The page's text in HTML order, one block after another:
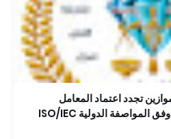
تجدد اعتماد المعامل
المركزية للمعايرة والاختبار وفق المواصفة الدولية ISO/IEC